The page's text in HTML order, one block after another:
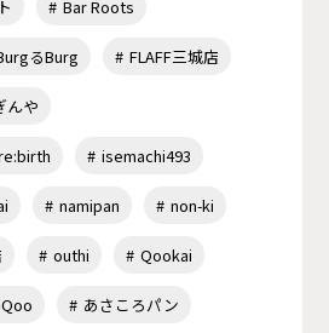
Bar Roots
るBurg FLAFF三城店
んや
isemachi493
namipan non-ki
outhi Qookai
あさころパン